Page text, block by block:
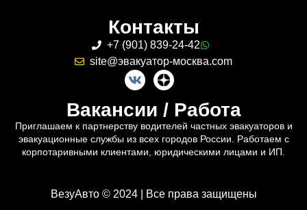
Контакты
+7 (901) 839-24-42
site@эвакуатор-москва.com
Вакансии / Работа
Приглашаем к партнерству водителей частных эвакуаторов и
эвакуационные службы из всех городов России. Работаем с
корпотаривными клиентами, юридическими лицами и ИП.
ВезуАвто © 2024 | Все права защищены